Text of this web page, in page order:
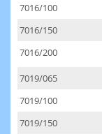
7016/100
7016/150
7016/200
7019/065
7019/100
7019/150